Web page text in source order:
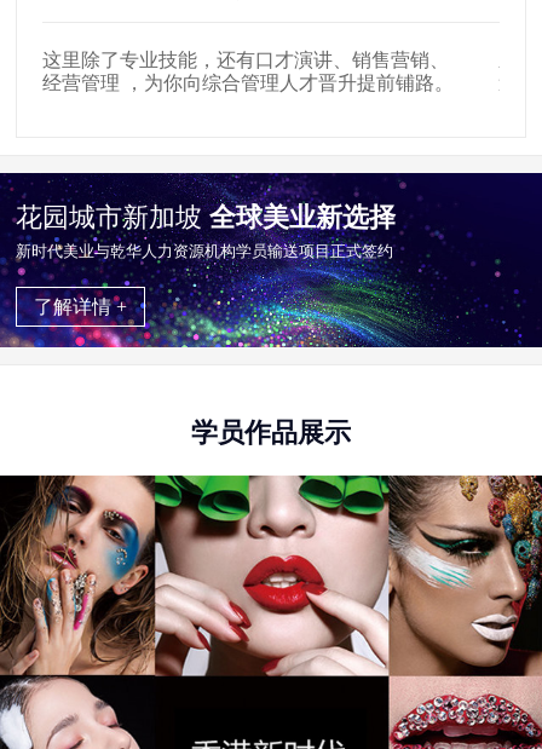
这里除了专业技能，还有口才演讲、销售营销、
经营管理 ，为你向综合管理人才晋升提前铺路。
遍布
花园城市新加坡全球美业新选择
新时代美业与乾华⼈⼒资源机构学员输送项目正式签约
了解详情 +
学员作品展示